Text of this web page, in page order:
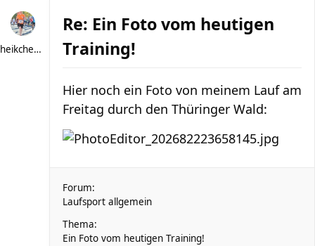
heikchen007
Re: Ein Foto vom heutigen
Training!
Hier noch ein Foto von meinem Lauf am
Freitag durch den Thüringer Wald:
Forum:
Laufsport allgemein
Thema:
Ein Foto vom heutigen Training!